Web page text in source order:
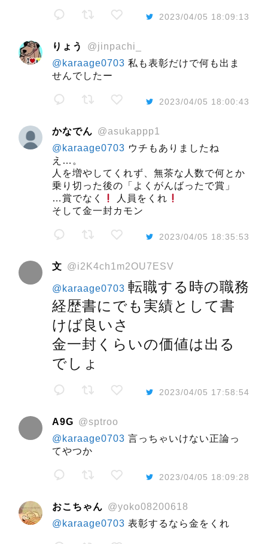
2023/04/05 18:09:13
りょう
@jinpachi_
@karaage0703 私も表彰だけで何も出ま
せんでしたー
2023/04/05 18:00:43
かなでん @asukappp1
@karaage0703 ウチもありましたね
え…。
人を増やしてくれず、無茶な人数で何とか
乗り切った後の「よくがんばったで賞」
…賞でなく
人員をくれ
そして金一封カモン
2023/04/05 18:35:53
文 @i2K4ch1m2OU7ESV
@karaage0703 転職する時の職務
経歴書にでも実績として書
けば良いさ
金一封くらいの価値は出る
でしょ
2023/04/05 17:58:54
A9G @sptroo
@karaage0703 言っちゃいけない正論っ
てやつか
2023/04/05 18:09:28
おこちゃん @yoko08200618
@karaage0703 表彰するなら金をくれ